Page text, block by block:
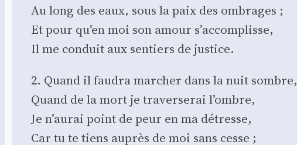
Au long des eaux, sous la paix des ombrages ;
Et pour qu’en moi son amour s’accomplisse,
Il me conduit aux sen­tiers de jus­tice.
2. Quand il fau­dra mar­cher dans la nuit sombre,
Quand de la mort je tra­ver­se­rai l’ombre,
Je n’aurai point de peur en ma détresse,
Car tu te tiens auprès de moi sans cesse ;